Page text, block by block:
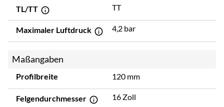
TL/TT TT
Maximaler Luftdruck 4,2 bar
Maßangaben
Profilbreite 120 mm
Felgendurchmesser 16 Zoll